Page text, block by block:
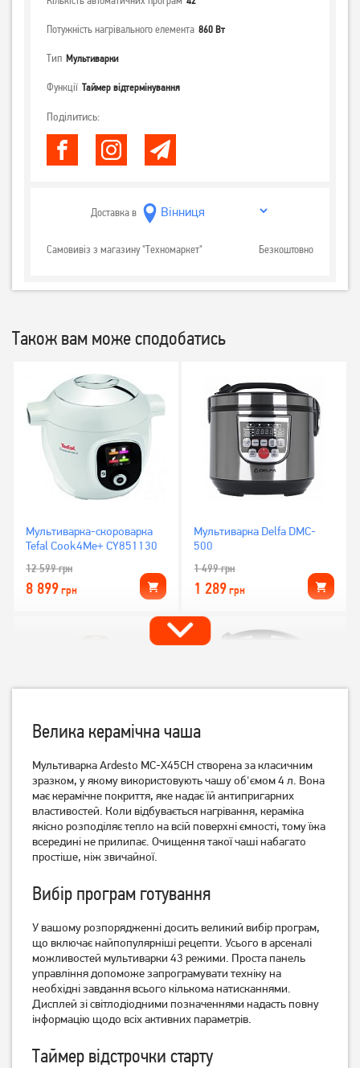
Потужність нагрівального елемента 860 Вт
Тип Мультиварки
Функції Таймер відтермінування
Поділитись:
Доставка в
Самовивіз з магазину "Техномаркет" Безкоштовно
Також вам може сподобатись
Мультиварка-скороварка
Tefal Cook4Me+ CY851130
12 599грн
8 899грн
Мультиварка Delfa DMC-
500
1 499грн
1 289грн
Мультиварка-скороварка
Moulinex CE501134
5 599грн
Мультиварка Redmond
RMC-M26
1 999грн
1 799грн
Redmond RMC-PM381
Rotex REPC58-G
Велика керамічна чаша
Мультиварка Ardesto MC-X45CH створена за класичним
зразком, у якому використовують чашу об'ємом 4 л. Вона
має керамічне покриття, яке надає їй антипригарних
властивостей. Коли відбувається нагрівання, кераміка
якісно розподіляє тепло на всій поверхні ємності, тому їжа
всередині не прилипає. Очищення такої чаші набагато
простіше, ніж звичайної.
Вибір програм готування
У вашому розпорядженні досить великий вибір програм,
що включає найпопулярніші рецепти. Усього в арсеналі
можливостей мультиварки 43 режими. Проста панель
управління допоможе запрограмувати техніку на
необхідні завдання всього кількома натисканнями.
Дисплей зі світлодіодними позначеннями надасть повну
інформацію щодо всіх активних параметрів.
Таймер відстрочки старту